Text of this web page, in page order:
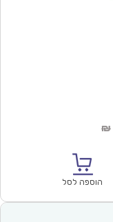
₪
הוספה לסל